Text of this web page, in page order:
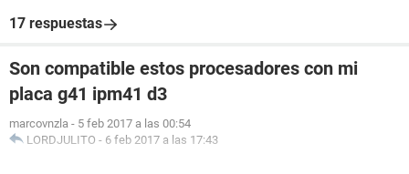
17 respuestas
Son compatible estos procesadores con mi
placa g41 ipm41 d3
marcovnzla - 5 feb 2017 a las 00:54
LORDJULITO - 6 feb 2017 a las 17:43